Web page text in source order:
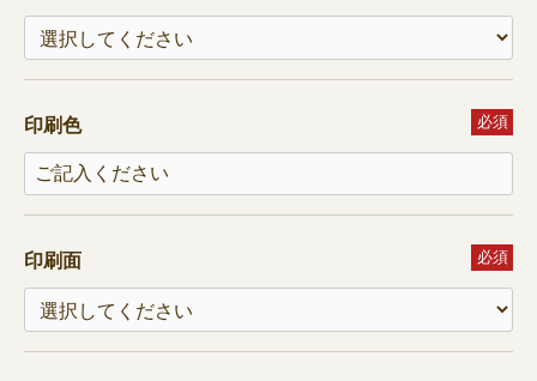
印刷色 必須
印刷面 必須